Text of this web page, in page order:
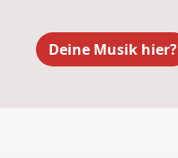
Deine Musik hier?